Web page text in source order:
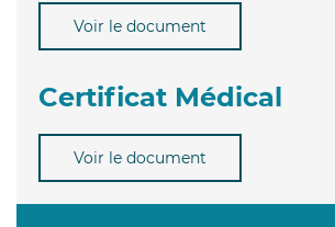
Voir le document
Certificat Médical
Voir le document